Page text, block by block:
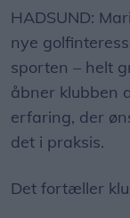
HADSUND:
nye
sporten – helt
åbner klubben
erfaring, der
det i praksis.
Det fortæller